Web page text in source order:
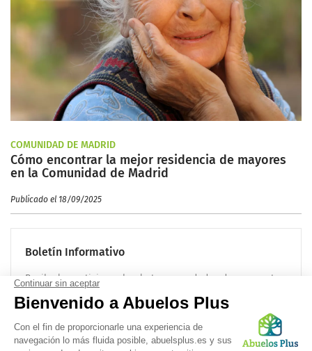
COMUNIDAD DE MADRID
Cómo encontrar la mejor residencia de mayores
en la Comunidad de Madrid
Publicado el 18/09/2025
Boletín Informativo
Recibe las noticias sobre la tercera edad cada mes en tu